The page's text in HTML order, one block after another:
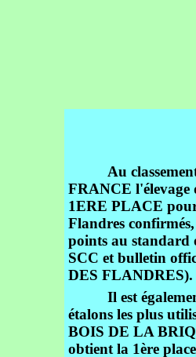
Au classement
FRANCE l'élevage
1ERE PLACE
Flandres
points au standard
SCC et bulletin
DES FLANDRES).
Il est également
étalons les plus
BOIS DE LA
obtient la 1ère